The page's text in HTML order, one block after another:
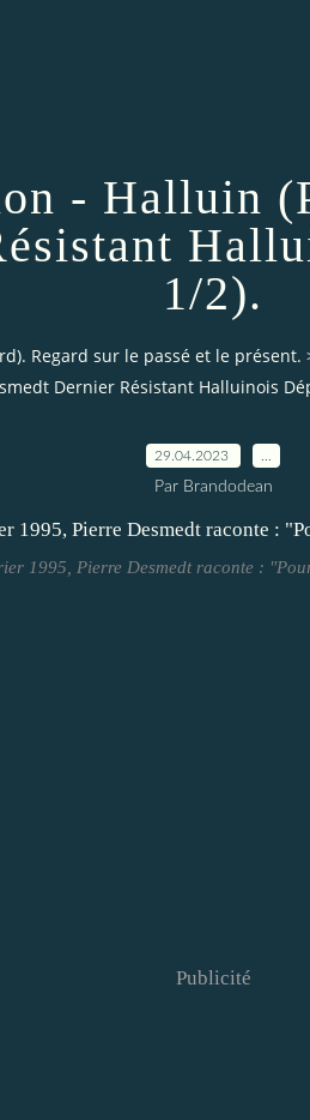
- Halluin
1/2).
Regard sur le passé et le présent.
Dernier Résistant Halluinois
29.04.2023
Par Brandodean
1995, Pierre Desmedt raconte :
Publicité